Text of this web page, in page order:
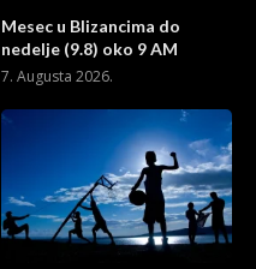
Mesec u Blizancima do
nedelje (9.8) oko 9 AM
7. Augusta 2026.